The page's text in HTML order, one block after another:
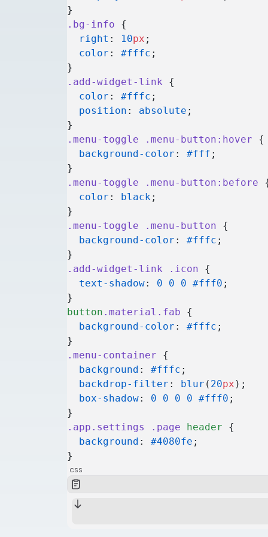
}
.bg-info {
  right
: 10px ;
  color
: #fffc ;
}
.add-widget-link {
  color
: #fffc ;
  position
: absolute ;
}
.menu-toggle .menu-button:hover {
  background-color
: #fff ;
}
.menu-toggle .menu-button:before
  color
: black;
}
.menu-toggle .menu-button {
  background-color
: #fffc ;
}
.add-widget-link .icon {
  text-shadow
: 0 0 0 #fff0 ;
}
button .material.fab {
  background-color
: #fffc ;
}
.menu-container {
  background
: #fffc ;
  backdrop-filter
: blur ( 20px );
  box-shadow
: 0 0 0 0 #fff0 ;
}
.app.settings
.page header {
  background
: #4080fe ;
}
css